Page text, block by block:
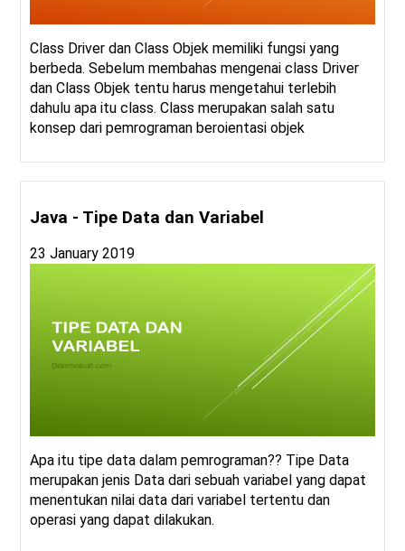
Class Driver dan Class Objek memiliki fungsi yang
berbeda. Sebelum membahas mengenai class Driver
dan Class Objek tentu harus mengetahui terlebih
dahulu apa itu class. Class merupakan salah satu
konsep dari pemrograman beroientasi objek
Java - Tipe Data dan Variabel
23 January 2019
Apa itu tipe data dalam pemrograman?? Tipe Data
merupakan jenis Data dari sebuah variabel yang dapat
menentukan nilai data dari variabel tertentu dan
operasi yang dapat dilakukan.